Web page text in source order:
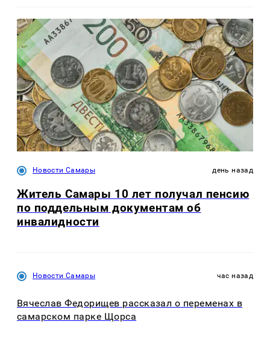
Новости Самары день назад
Житель Самары 10 лет получал пенсию
по поддельным документам об
инвалидности
Новости Самары час назад
Вячеслав Федорищев рассказал о переменах в
самарском парке Щорса